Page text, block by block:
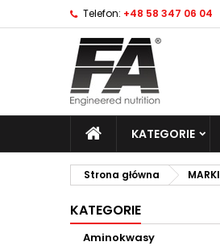
Telefon: +48 58 347 06 04
KATEGORIE
Strona główna MARKI
KATEGORIE
Aminokwasy